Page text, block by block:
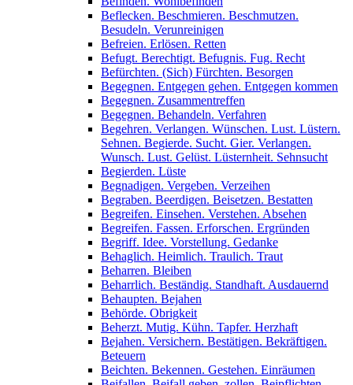
Beflecken. Beschmieren. Beschmutzen.
Besudeln. Verunreinigen
Befreien. Erlösen. Retten
Befugt. Berechtigt. Befugnis. Fug. Recht
Befürchten. (Sich) Fürchten. Besorgen
Begegnen. Entgegen gehen. Entgegen kommen
Begegnen. Zusammentreffen
Begegnen. Behandeln. Verfahren
Begehren. Verlangen. Wünschen. Lust. Lüstern.
Sehnen. Begierde. Sucht. Gier. Verlangen.
Wunsch. Lust. Gelüst. Lüsternheit. Sehnsucht
Begierden. Lüste
Begnadigen. Vergeben. Verzeihen
Begraben. Beerdigen. Beisetzen. Bestatten
Begreifen. Einsehen. Verstehen. Absehen
Begreifen. Fassen. Erforschen. Ergründen
Begriff. Idee. Vorstellung. Gedanke
Behaglich. Heimlich. Traulich. Traut
Beharren. Bleiben
Beharrlich. Beständig. Standhaft. Ausdauernd
Behaupten. Bejahen
Behörde. Obrigkeit
Beherzt. Mutig. Kühn. Tapfer. Herzhaft
Bejahen. Versichern. Bestätigen. Bekräftigen.
Beteuern
Beichten. Bekennen. Gestehen. Einräumen